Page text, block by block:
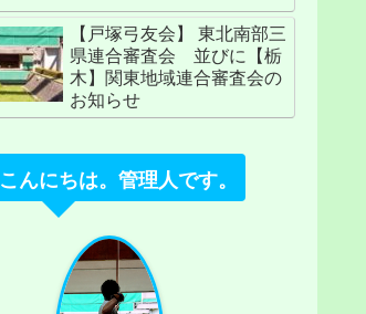
【戸塚弓友会】 東北南部三
県連合審査会 並びに【栃
木】関東地域連合審査会の
お知らせ
こんにちは。管理人です。